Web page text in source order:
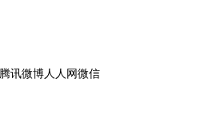
腾讯微博人人网微信